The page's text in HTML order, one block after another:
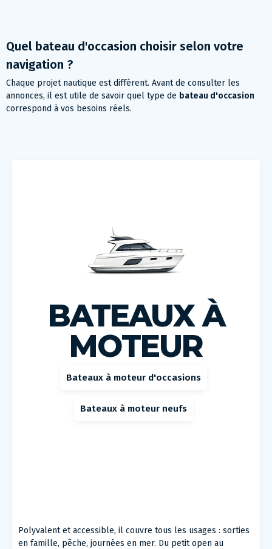
Quel bateau d'occasion choisir selon votre
navigation ?
Chaque projet nautique est différent. Avant de consulter les
annonces, il est utile de savoir quel type de bateau d'occasion
correspond à vos besoins réels.
BATEAUX À
MOTEUR
Bateaux à moteur d'occasions
Bateaux à moteur neufs
Polyvalent et accessible, il couvre tous les usages : sorties
en famille, pêche, journées en mer. Du petit open au